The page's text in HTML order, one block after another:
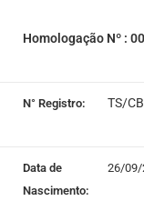
Homologação Nº :
N° Registro: TS/
Data de
Nascimento:
26/09/